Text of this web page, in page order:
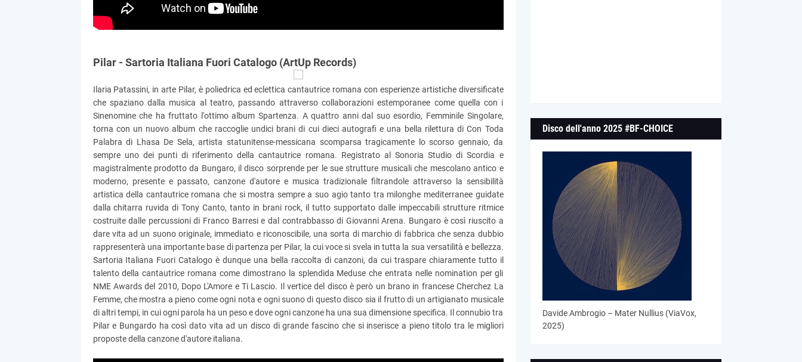
Pilar - Sartoria Italiana Fuori Catalogo (ArtUp Records)
Ilaria Patassini, in arte Pilar, è poliedrica ed eclettica cantautrice romana con esperienze artistiche diversificate
che spaziano dalla musica al teatro, passando attraverso collaborazioni estemporanee come quella con i
Sinenomine che ha fruttato l'ottimo album Spartenza. A quattro anni dal suo esordio, Femminile Singolare,
torna con un nuovo album che raccoglie undici brani di cui dieci autografi e una bella rilettura di Con Toda
Palabra di Lhasa De Sela, artista statunitense-messicana scomparsa tragicamente lo scorso gennaio, da
sempre uno dei punti di riferimento della cantautrice romana. Registrato al Sonoria Studio di Scordia e
magistralmente prodotto da Bungaro, il disco sorprende per le sue strutture musicali che mescolano antico e
moderno, presente e passato, canzone d'autore e musica tradizionale filtrandole attraverso la sensibilità
artistica della cantautrice romana che si mostra sempre a suo agio tanto tra milonghe mediterranee guidate
dalla chitarra ruvida di Tony Canto, tanto in brani rock, il tutto supportato dalle impeccabili strutture ritmice
costruite dalle percussioni di Franco Barresi e dal contrabbasso di Giovanni Arena. Bungaro è così riuscito a
dare vita ad un suono originale, immediato e riconoscibile, una sorta di marchio di fabbrica che senza dubbio
rappresenterà una importante base di partenza per Pilar, la cui voce si svela in tutta la sua versatilità e bellezza.
Sartoria Italiana Fuori Catalogo è dunque una bella raccolta di canzoni, da cui traspare chiaramente tutto il
talento della cantautrice romana come dimostrano la splendida Meduse che entrata nelle nomination per gli
NME Awards del 2010, Dopo L'Amore e Ti Lascio. Il vertice del disco è però un brano in francese Cherchez La
Femme, che mostra a pieno come ogni nota e ogni suono di questo disco sia il frutto di un artigianato musicale
di altri tempi, in cui ogni parola ha un peso e dove ogni canzone ha una sua dimensione specifica. Il connubio tra
Pilar e Bungardo ha così dato vita ad un disco di grande fascino che si inserisce a pieno titolo tra le migliori
proposte della canzone d'autore italiana.
Disco dell'anno 2025 #BF-CHOICE
Davide Ambrogio – Mater Nullius (ViaVox,
2025)